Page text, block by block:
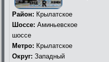
Район: Крылатское
Шоссе: Аминьевское
шоссе
Метро: Крылатское
Округ: Западный